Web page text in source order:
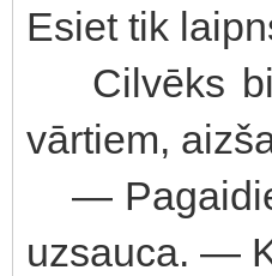
Esiet tik
Cilvēks
vārtiem,
—
uzsauca. —